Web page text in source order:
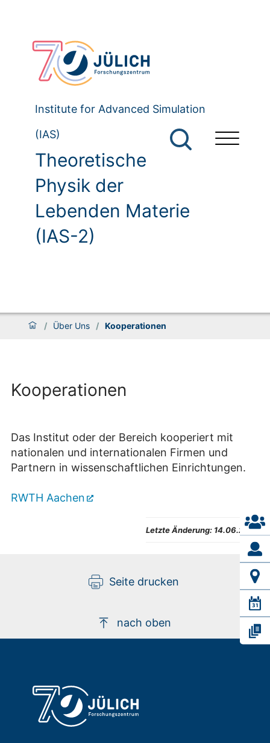
Institute for Advanced Simulation
(IAS)
Theoretische
Physik der
Lebenden Materie
(IAS-2)
/ Über Uns / Kooperationen
Kooperationen
Das Institut oder der Bereich kooperiert mit
nationalen und internationalen Firmen und
Partnern in wissenschaftlichen Einrichtungen.
RWTH Aachen
Letzte Änderung: 14.06.2024
Seite drucken
nach oben